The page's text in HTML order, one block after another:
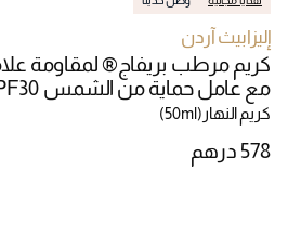
إليزابيث آردن
كريم مرطب بريفاج® لمقاومة
مع عامل حماية من الشمس SPF30
كريم النهار (50ml)